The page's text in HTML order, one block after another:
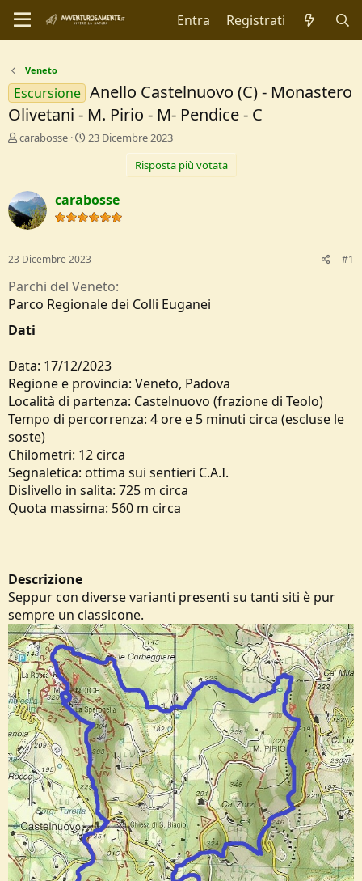
Entra Registrati
Veneto
Escursione Anello Castelnuovo (C) - Monastero
Olivetani - M. Pirio - M- Pendice - C
C
t
o
r
D
i
s
u
s
o
n
e
carabosse
D
d
i
i
z
i
23 Dicembre 2023
Risposta più votata
carabosse
23 Dicembre 2023 #1
Parchi del Veneto
Parco Regionale dei Colli Euganei
Dati
Data: 17/12/2023
Regione e provincia: Veneto, Padova
Località di partenza: Castelnuovo (frazione di Teolo)
Tempo di percorrenza: 4 ore e 5 minuti circa (escluse le
soste)
Chilometri: 12 circa
Segnaletica: ottima sui sentieri C.A.I.
Dislivello in salita: 725 m circa
Quota massima: 560 m circa
Descrizione
Seppur con diverse varianti presenti su tanti siti è pur
sempre un classicone.